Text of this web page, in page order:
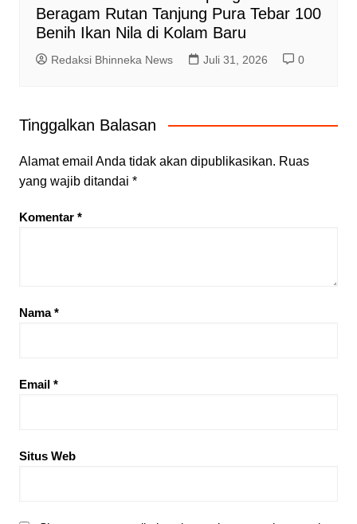
Beragam Rutan Tanjung Pura Tebar 100
Benih Ikan Nila di Kolam Baru
Redaksi Bhinneka News Juli 31, 2026 0
Tinggalkan Balasan
Alamat email Anda tidak akan dipublikasikan. Ruas
yang wajib ditandai *
Komentar *
Nama*
Email *
Situs Web